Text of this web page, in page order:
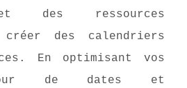
des ressources
créer des calendriers
En optimisant vos
de dates et